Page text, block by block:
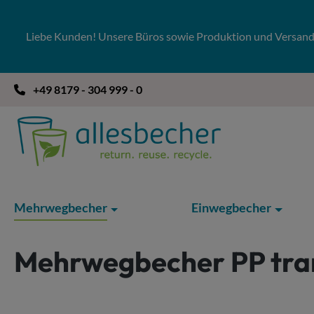
Liebe Kunden! Unsere Büros sowie Produktion und
+49 8179 - 304 999 - 0
Mehrwegbecher Einwegbecher
Mehrwegbecher PP